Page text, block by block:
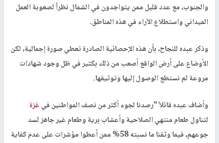
والجنوب، مع عدد قليل ممن يتواجدون في الشمال نظراً لصعوبة العمل
الميداني واستطلاع الآراء في هذه المناطق.
وذكر عبده للنجاح، بأن هذه الإحصائية الصادرة تعطي صورة إجمالية، لكن
الأوضاع على أرض الواقع أصعب من ذلك بكثير في ظل وجود شهادات
مروعة لم نستطع الوصول إليها وتوثيقها.
وأضاف عبده قائلاً "رصدنا لجوء أكثر من نصف المواطنين فيغزة
لتناول طعام منتهي الصلاحية وأعشاب برية وطعام غير جاهز لسد
جوعهم، فيما وثقنا ما نسبته 58% ممن أعطوا مؤشرات على عدم كفاية